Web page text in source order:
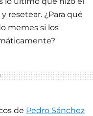
resetear. ¿Para qué
memes si los
de Pedro Sánchez